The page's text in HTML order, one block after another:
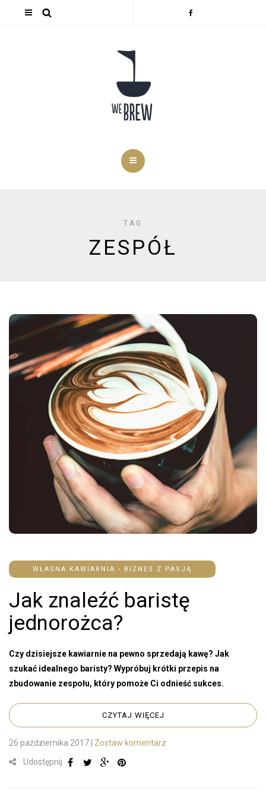
TAG
ZESPÓŁ
WŁASNA KAWIARNIA - BIZNES Z PASJĄ
Jak znaleźć baristę
jednorożca?
Czy dzisiejsze kawiarnie na pewno sprzedają kawę? Jak
szukać idealnego baristy? Wypróbuj krótki przepis na
zbudowanie zespołu, który pomoże Ci odnieść sukces.
CZYTAJ WIĘCEJ
26 października 2017
Zostaw komentarz
Udostępnij